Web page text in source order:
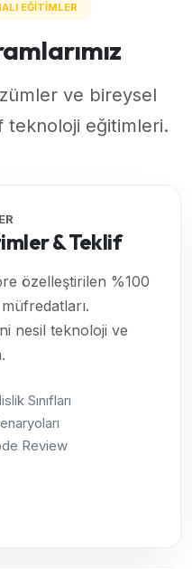
EĞİTİMLER
ve bireysel
teknoloji eğitimleri.
& Teklif
özelleştirilen %100
nesil teknoloji ve
Sınıfları
Review